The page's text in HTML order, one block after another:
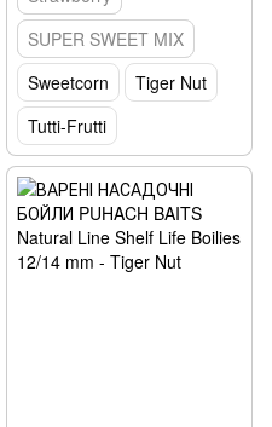
SUPER SWEET MIX
Sweetcorn
Tiger Nut
Tutti-Frutti